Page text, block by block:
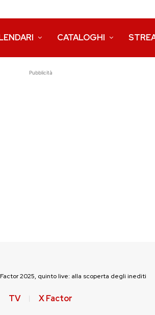
CATALOGHI
Pubblicità
2025, quinto live: alla scoperta degli inediti
TV X Factor